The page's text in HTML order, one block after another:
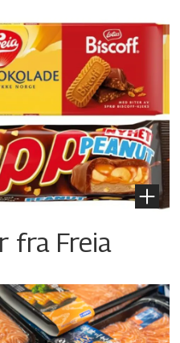
fra Freia